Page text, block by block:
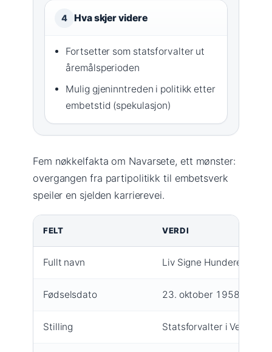
4 Hva skjer videre
Fortsetter som statsforvalter ut
åremålsperioden
Mulig gjeninntreden i politikk etter
embetstid (spekulasjon)
Fem nøkkelfakta om Navarsete, ett mønster:
overgangen fra partipolitikk til embetsverk
speiler en sjelden karrierevei.
FELT VERDI
Fullt navn Liv Signe Hundere
Fødselsdato 23. oktober 1958
Stilling Statsforvalter i